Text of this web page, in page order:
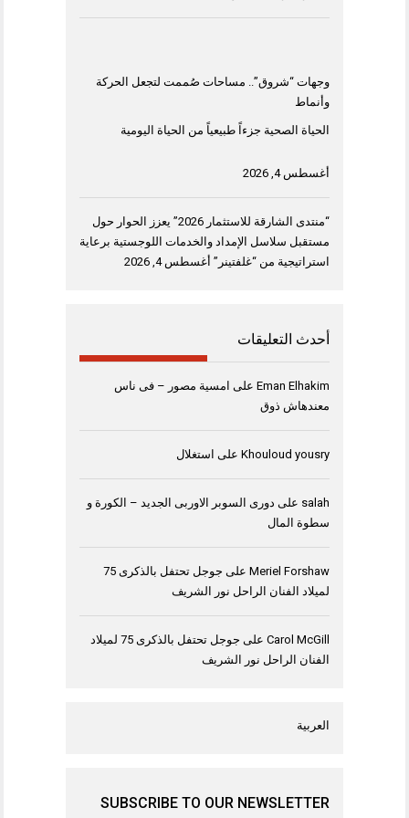
وجهات “شروق”.. مساحات صُممت لتجعل الحركة
وأنماط
الحياة الصحية جزءاً طبيعياً من الحياة اليومية
أغسطس 4, 2026
“منتدى الشارقة للاستثمار 2026” يعزز الحوار حول
مستقبل سلاسل الإمداد والخدمات اللوجستية برعاية
استراتيجية من “غلفتينر” أغسطس 4, 2026
أحدث التعليقات
Eman Elhakim على امسية مصور – فى ناس
معندهاش ذوق
Khouloud yousry على استغلال
salah على دورى السوبر الاوربى الجديد – الكورة و
سطوة المال
Meriel Forshaw على
جوجل تحتفل بالذكرى 75
لميلاد الفنان الراحل نور الشريف
Carol McGill على
جوجل تحتفل بالذكرى 75 لميلاد
الفنان الراحل نور الشريف
العربية
SUBSCRIBE TO OUR NEWSLETTER